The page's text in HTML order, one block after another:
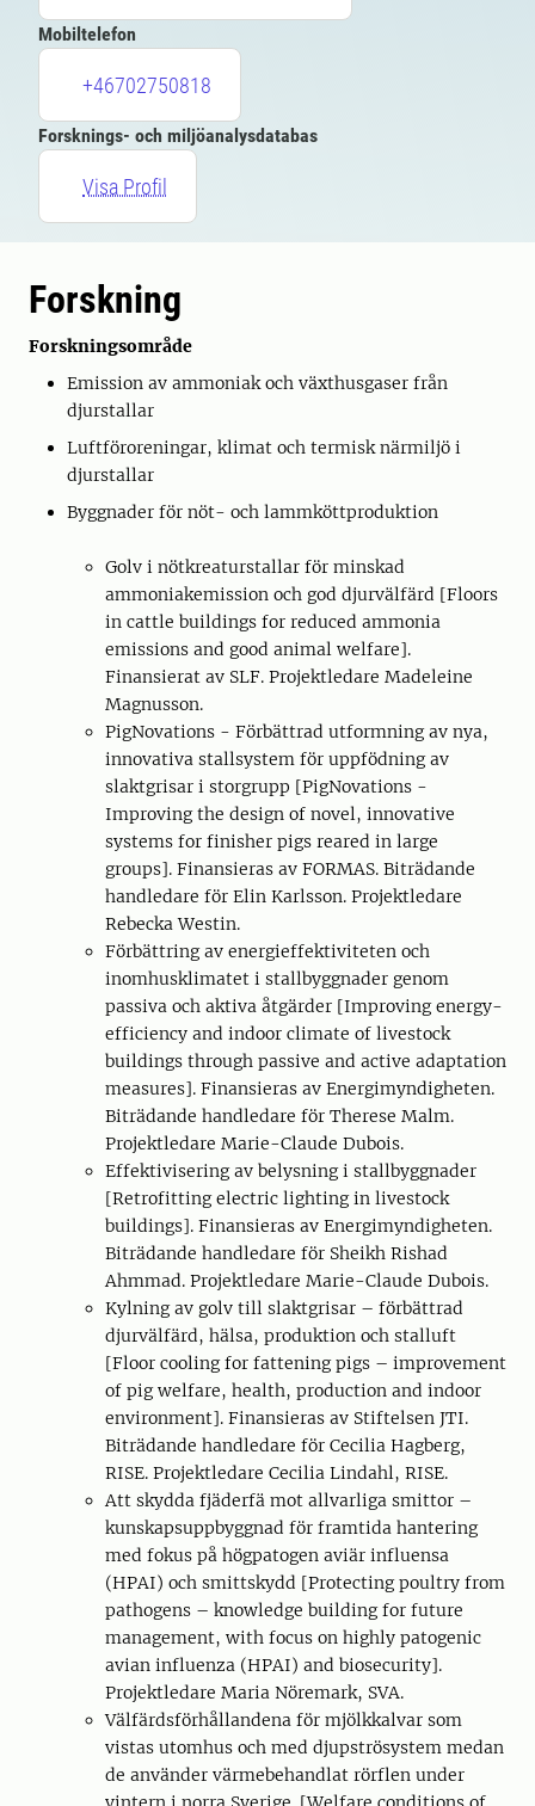
Mobiltelefon
+46702750818
Forsknings- och miljöanalysdatabas
Visa Profil
Forskning
Forskningsområde
Emission av ammoniak och växthusgaser från
djurstallar
Luftföroreningar, klimat och termisk närmiljö i
djurstallar
Byggnader för nöt- och lammköttproduktion
Golv i nötkreaturstallar för minskad
ammoniakemission och god djurvälfärd [Floors
in cattle buildings for reduced ammonia
emissions and good animal welfare].
Finansierat av SLF. Projektledare Madeleine
Magnusson.
PigNovations - Förbättrad utformning av nya,
innovativa stallsystem för uppfödning av
slaktgrisar i storgrupp [PigNovations -
Improving the design of novel, innovative
systems for finisher pigs reared in large
groups]. Finansieras av FORMAS. Biträdande
handledare för Elin Karlsson. Projektledare
Rebecka Westin.
Förbättring av energieffektiviteten och
inomhusklimatet i stallbyggnader genom
passiva och aktiva åtgärder [Improving energy-
efficiency and indoor climate of livestock
buildings through passive and active adaptation
measures]. Finansieras av Energimyndigheten.
Biträdande handledare för Therese Malm.
Projektledare Marie-Claude Dubois.
Effektivisering av belysning i stallbyggnader
[Retrofitting electric lighting in livestock
buildings]. Finansieras av Energimyndigheten.
Biträdande handledare för Sheikh Rishad
Ahmmad. Projektledare Marie-Claude Dubois.
Kylning av golv till slaktgrisar – förbättrad
djurvälfärd, hälsa, produktion och stalluft
[Floor cooling for fattening pigs – improvement
of pig welfare, health, production and indoor
environment]. Finansieras av Stiftelsen JTI.
Biträdande handledare för Cecilia Hagberg,
RISE. Projektledare Cecilia Lindahl, RISE.
Att skydda fjäderfä mot allvarliga smittor –
kunskapsuppbyggnad för framtida hantering
med fokus på högpatogen aviär influensa
(HPAI) och smittskydd [Protecting poultry from
pathogens – knowledge building for future
management, with focus on highly patogenic
avian influenza (HPAI) and biosecurity].
Projektledare Maria Nöremark, SVA.
Välfärdsförhållandena för mjölkkalvar som
vistas utomhus och med djupströsystem medan
de använder värmebehandlat rörflen under